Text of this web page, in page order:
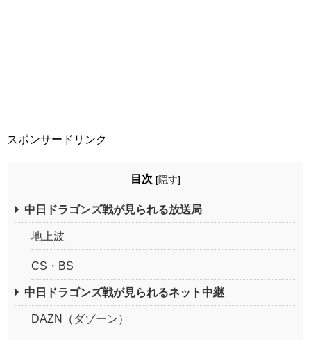
スポンサードリンク
目次 [隠す]
中日ドラゴンズ戦が見られる放送局
地上波
CS・BS
中日ドラゴンズ戦が見られるネット中継
DAZN（ダゾーン）